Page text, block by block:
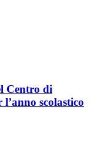
Centro di
scolastico